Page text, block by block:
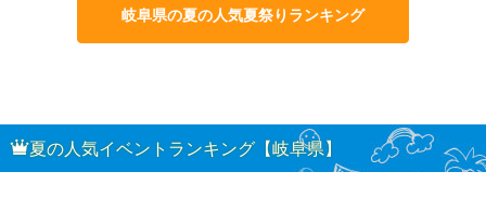
岐阜県の夏の人気夏祭りランキング
夏の人気イベントランキング【岐阜県】